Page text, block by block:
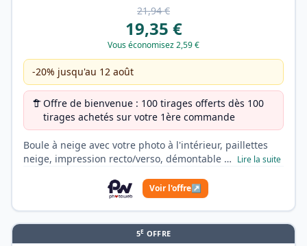
21,94 €
19,35 €
Vous économisez 2,59 €
-20% jusqu'au 12 août
Offre de bienvenue : 100 tirages offerts dès 100
tirages achetés sur votre 1ère commande
Boule à neige avec votre photo à l'intérieur, paillettes
neige, impression recto/verso, démontable … Lire la suite
Voir l'offre↗
5E OFFRE